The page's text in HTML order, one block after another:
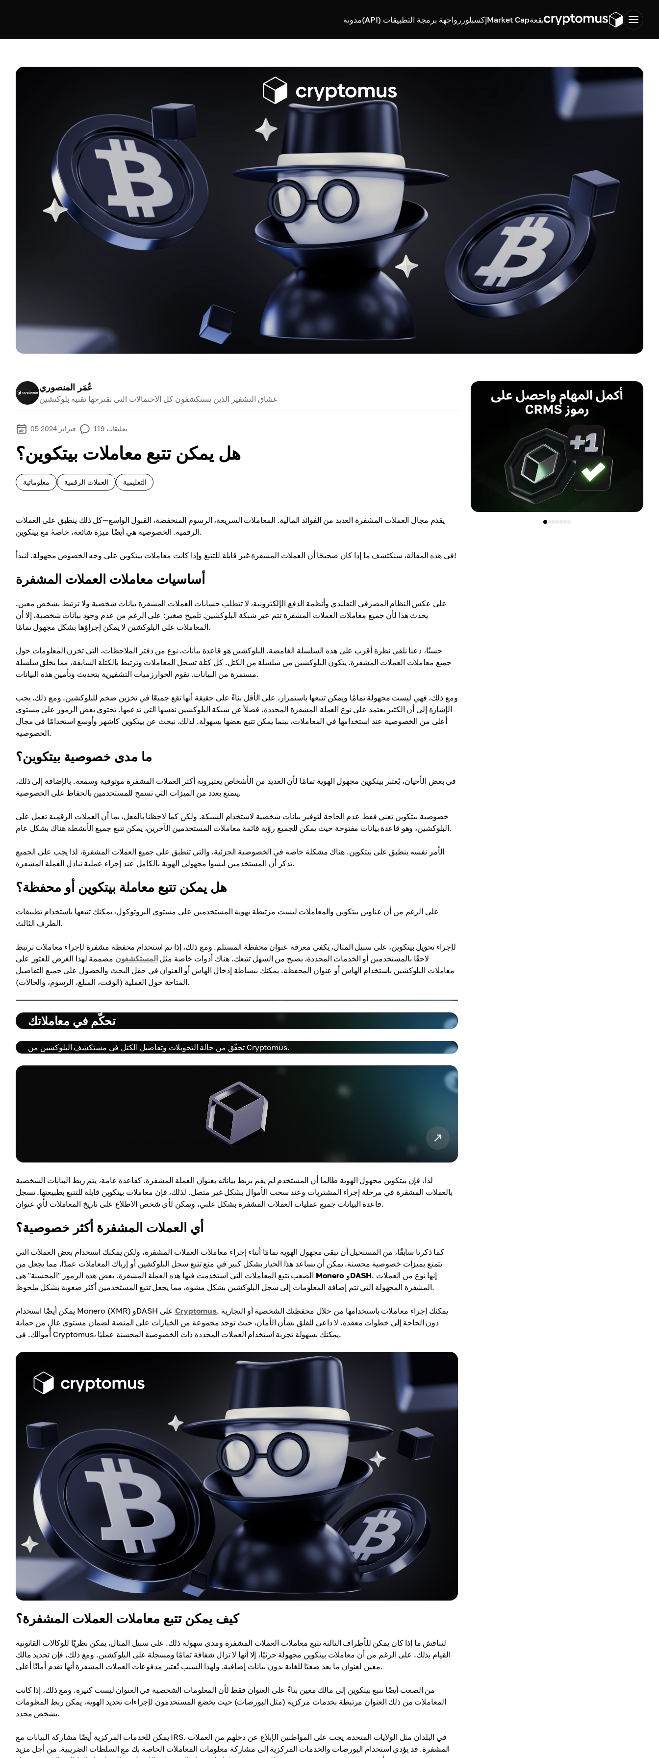
بقعةMarket Capإكسبلورر واجهة برمجة التطبيقات (API) مدونة
عُمَر المنصوري
عشاق التشفير الذين يستكشفون كل الاحتمالات التي تقترحها تقنية بلوكتشين
05 فبراير 2024 119 تعليقات
هل يمكن تتبع معاملات بيتكوين؟
معلوماتية العملات الرقمية التعليمية
يقدم مجال العملات المشفرة العديد من الفوائد المالية. المعاملات السريعة، الرسوم المنخفضة، القبول الواسع—كل ذلك ينطبق على العملات
الرقمية. الخصوصية هي أيضًا ميزة شائعة، خاصةً مع بيتكوين.
في هذه المقالة، سنكتشف ما إذا كان صحيحًا أن العملات المشفرة غير قابلة للتتبع وإذا كانت معاملات بيتكوين على وجه الخصوص مجهولة. لنبدأ!
أساسيات معاملات العملات المشفرة
على عكس النظام المصرفي التقليدي وأنظمة الدفع الإلكترونية، لا تتطلب حسابات العملات المشفرة بيانات شخصية ولا ترتبط بشخص معين.
يحدث هذا لأن جميع معاملات العملات المشفرة تتم عبر شبكة البلوكشين. تلميح صغير: على الرغم من عدم وجود بيانات شخصية، إلا أن
المعاملات على البلوكشين لا يمكن إجراؤها بشكل مجهول تمامًا.
حسنًا، دعنا نلقي نظرة أقرب على هذه السلسلة الغامضة. البلوكشين هو قاعدة بيانات، نوع من دفتر الملاحظات، التي تخزن المعلومات حول
جميع معاملات العملات المشفرة. يتكون البلوكشين من سلسلة من الكتل. كل كتلة تسجل المعاملات وترتبط بالكتلة السابقة، مما يخلق سلسلة
مستمرة من البيانات. تقوم الخوارزميات التشفيرية بتحديث وتأمين هذه البيانات.
ومع ذلك، فهي ليست مجهولة تمامًا ويمكن تتبعها باستمرار، على الأقل بناءً على حقيقة أنها تقع جميعًا في تخزين ضخم للبلوكشين. ومع ذلك، يجب
الإشارة إلى أن الكثير يعتمد على نوع العملة المشفرة المحددة، فضلاً عن شبكة البلوكشين نفسها التي تدعمها. تحتوي بعض الرموز على مستوى
أعلى من الخصوصية عند استخدامها في المعاملات، بينما يمكن تتبع بعضها بسهولة. لذلك، نبحث عن بيتكوين كأشهر وأوسع استخدامًا في مجال
الخصوصية.
ما مدى خصوصية بيتكوين؟
في بعض الأحيان، يُعتبر بيتكوين مجهول الهوية تمامًا لأن العديد من الأشخاص يعتبرونه أكثر العملات المشفرة موثوقية وسمعة. بالإضافة إلى ذلك،
يتمتع بعدد من الميزات التي تسمح للمستخدمين بالحفاظ على الخصوصية.
خصوصية بيتكوين تعني فقط عدم الحاجة لتوفير بيانات شخصية لاستخدام الشبكة. ولكن كما لاحظنا بالفعل، بما أن العملات الرقمية تعمل على
البلوكشين، وهو قاعدة بيانات مفتوحة حيث يمكن للجميع رؤية قائمة معاملات المستخدمين الآخرين، يمكن تتبع جميع الأنشطة هناك بشكل عام.
الأمر نفسه ينطبق على بيتكوين. هناك مشكلة خاصة في الخصوصية الجزئية، والتي تنطبق على جميع العملات المشفرة، لذا يجب على الجميع
تذكر أن المستخدمين ليسوا مجهولي الهوية بالكامل عند إجراء عملية تبادل العملة المشفرة.
هل يمكن تتبع معاملة بيتكوين أو محفظة؟
على الرغم من أن عناوين بيتكوين والمعاملات ليست مرتبطة بهوية المستخدمين على مستوى البروتوكول، يمكنك تتبعها باستخدام تطبيقات
الطرف الثالث.
لإجراء تحويل بيتكوين، على سبيل المثال، يكفي معرفة عنوان محفظة المستلم. ومع ذلك، إذا تم استخدام محفظة مشفرة لإجراء معاملات ترتبط
لاحقًا بالمستخدمين أو الخدمات المحددة، يصبح من السهل تتبعك. هناك أدوات خاصة مثل المستكشفون مصممة لهذا الغرض للعثور على
معاملات البلوكشين باستخدام الهاش أو عنوان المحفظة. يمكنك ببساطة إدخال الهاش أو العنوان في حقل البحث والحصول على جميع التفاصيل
المتاحة حول العملية (الوقت، المبلغ، الرسوم، والحالات).
تحكّم في معاملاتك
تحقّق من حالة التحويلات وتفاصيل الكتل في مستكشف البلوكشين من Cryptomus.
لذا، فإن بيتكوين مجهول الهوية طالما أن المستخدم لم يقم بربط بياناته بعنوان العملة المشفرة. كقاعدة عامة، يتم ربط البيانات الشخصية
بالعملات المشفرة في مرحلة إجراء المشتريات وعند سحب الأموال بشكل غير متصل. لذلك، فإن معاملات بيتكوين قابلة للتتبع بطبيعتها. تسجل
قاعدة البيانات جميع عمليات العملات المشفرة بشكل علني، ويمكن لأي شخص الاطلاع على تاريخ المعاملات لأي عنوان.
أي العملات المشفرة أكثر خصوصية؟
كما ذكرنا سابقًا، من المستحيل أن تبقى مجهول الهوية تمامًا أثناء إجراء معاملات العملات المشفرة، ولكن يمكنك استخدام بعض العملات التي
تتمتع بميزات خصوصية محسنة. يمكن أن يساعد هذا الخيار بشكل كبير في منع تتبع سجل البلوكشين أو إرباك المعاملات عمدًا، مما يجعل من
Monero وDASH. إنها نوع من العملات
المشفرة المجهولة التي تتم إضافة المعلومات إلى سجل البلوكشين بشكل مشوه، مما يجعل تتبع المستخدمين أكثر صعوبة بشكل ملحوظ.
يمكن أيضًا استخدام Monero (XMR) وDASH علىCryptomus. يمكنك إجراء معاملات باستخدامها من خلال محفظتك الشخصية أو التجارية
دون الحاجة إلى خطوات معقدة. لا داعي للقلق بشأن الأمان، حيث توجد مجموعة من الخيارات على المنصة لضمان مستوى عالٍ من حماية
أموالك. في Cryptomus، يمكنك بسهولة تجربة استخدام العملات المحددة ذات الخصوصية المحسنة عمليًا.
كيف يمكن تتبع معاملات العملات المشفرة؟
لنناقش ما إذا كان يمكن للأطراف الثالثة تتبع معاملات العملات المشفرة ومدى سهولة ذلك. على سبيل المثال، يمكن نظريًا للوكالات القانونية
القيام بذلك. على الرغم من أن معاملات بيتكوين مجهولة جزئيًا، إلا أنها لا تزال شفافة تمامًا ومسجلة على البلوكشين. ومع ذلك، فإن تحديد مالك
معين لعنوان ما يعد صعبًا للغاية بدون بيانات إضافية. ولهذا السبب تُعتبر مدفوعات العملات المشفرة أنها تقدم أمانًا أعلى.
من الصعب أيضًا تتبع بيتكوين إلى مالك معين بناءً على العنوان فقط لأن المعلومات الشخصية في العنوان ليست كثيرة. ومع ذلك، إذا كانت
المعاملات من ذلك العنوان مرتبطة بخدمات مركزية (مثل البورصات) حيث يخضع المستخدمون لإجراءات تحديد الهوية، يمكن ربط المعلومات
بشخص محدد.
يمكن للخدمات المركزية أيضًا مشاركة البيانات مع IRS. في البلدان مثل الولايات المتحدة، يجب على المواطنين الإبلاغ عن دخلهم من العملات
المشفرة. قد يؤدي استخدام البورصات والخدمات المركزية إلى مشاركة معلومات المعاملات الخاصة بك مع السلطات الضريبية. من أجل مزيد